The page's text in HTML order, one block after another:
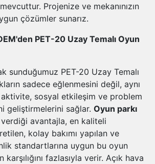
Projenize ve mekanınızın
çözümler sunarız.
PET-20 Uzay Temalı Oyun
sunduğumuz PET-20 Uzay Temalı
sadece eğlenmesini değil, aynı
sosyal etkileşim ve problem
geliştirmelerini sağlar. Oyun parkı
verdiği avantajla, en kaliteli
kolay bakımı yapılan ve
standartlarına uygun bu oyun
karşılığını fazlasıyla verir. Açık hava